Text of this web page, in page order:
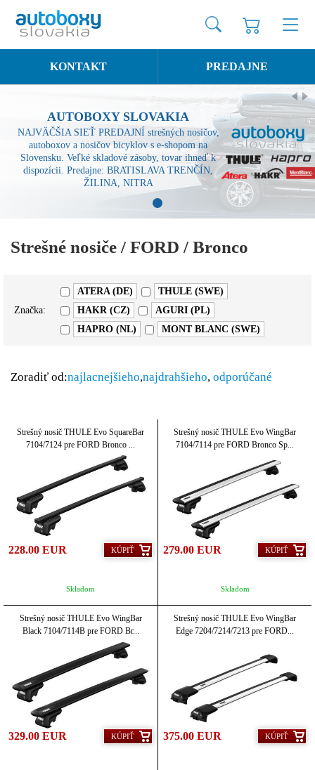
KONTAKT PREDAJNE
AUTOBOXY SLOVAKIA
NAJVÄČŠIA SIEŤ PREDAJNÍ strešných nosičov,
autoboxov a nosičov bicyklov s e-shopom na
Slovensku. Veľké skladové zásoby, tovar ihneď k
dispozícii. Predajne: BRATISLAVA TRENČÍN,
ŽILINA, NITRA
Strešné nosiče / FORD / Bronco
Značka:
ATERA (DE)
THULE (SWE)
HAKR (CZ)
AGURI (PL)
HAPRO (NL)
MONT BLANC (SWE)
Zoradiť od:najlacnejšieho,najdrahšieho, odporúčané
Strešný nosič THULE Evo SquareBar
7104/7124 pre FORD Bronco ...
228.00 EUR KÚPIŤ
Skladom
Strešný nosič THULE Evo WingBar
7104/7114 pre FORD Bronco Sp...
279.00 EUR KÚPIŤ
Skladom
Strešný nosič THULE Evo WingBar
Black 7104/7114B pre FORD Br...
329.00 EUR KÚPIŤ
Strešný nosič THULE Evo WingBar
Edge 7204/7214/7213 pre FORD...
375.00 EUR KÚPIŤ